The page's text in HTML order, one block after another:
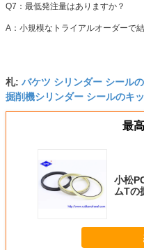
Q7：最低発注量はありますか？
A：小規模なトライアルオーダーで結
札: バケツ シリンダー シール
掘削機シリンダー シールのキ
最
小松
ムTの